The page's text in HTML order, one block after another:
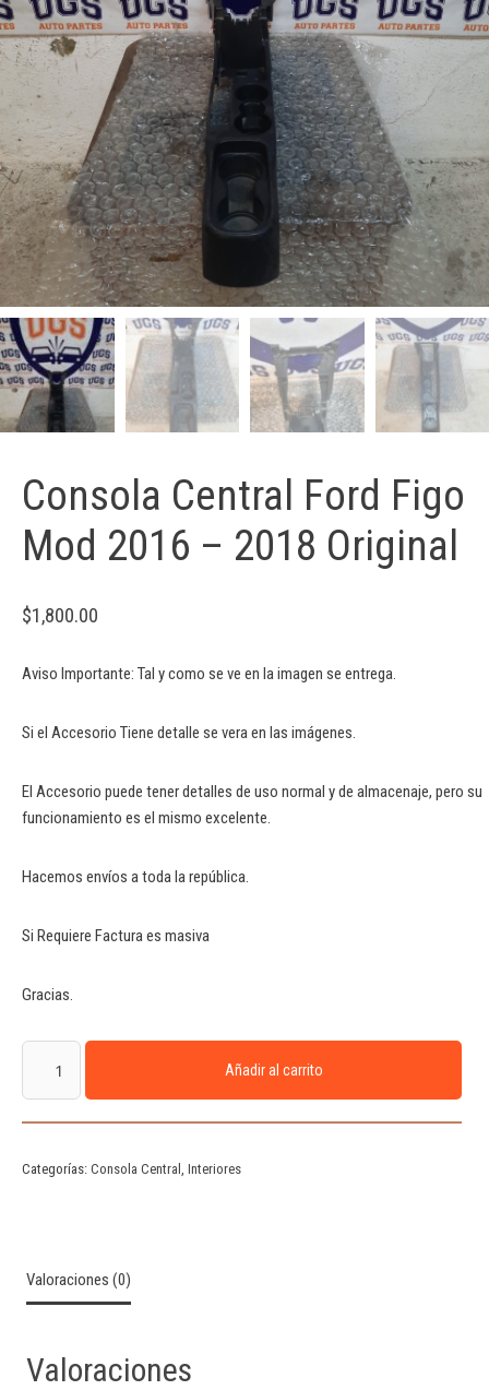
Consola Central Ford Figo
Mod 2016 – 2018 Original
$1,800.00
Aviso Importante: Tal y como se ve en la imagen se entrega.
Si el Accesorio Tiene detalle se vera en las imágenes.
El Accesorio puede tener detalles de uso normal y de almacenaje, pero su
funcionamiento es el mismo excelente.
Hacemos envíos a toda la república.
Si Requiere Factura es masiva
Gracias.
Añadir al carrito
Categorías: Consola Central Interiores
Valoraciones (0)
Valoraciones